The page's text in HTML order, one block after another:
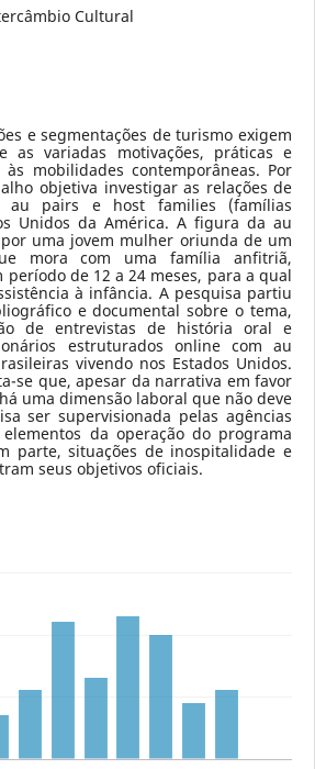
Cultural
e segmentações de turismo exigem
as variadas motivações, práticas e
às mobilidades contemporâneas. Por
objetiva investigar as relações de
au pairs e host families (famílias
Unidos da América. A figura da au
uma jovem mulher oriunda de um
mora com uma família anfitriã,
de 12 a 24 meses, para a qual
à infância. A pesquisa partiu
e documental sobre o tema,
de entrevistas de história oral e
estruturados online com au
vivendo nos Estados Unidos.
se que, apesar da narrativa em favor
uma dimensão laboral que não deve
ser supervisionada pelas agências
da operação do programa
parte, situações de inospitalidade e
seus objetivos oficiais.